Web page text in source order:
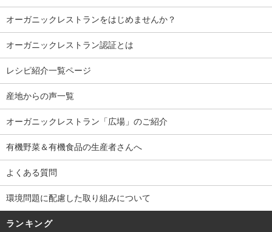
オーガニックレストランをはじめませんか？
オーガニックレストラン認証とは
レシピ紹介一覧ページ
産地からの声一覧
オーガニックレストラン「広場」のご紹介
有機野菜＆有機食品の生産者さんへ
よくある質問
環境問題に配慮した取り組みについて
ランキング